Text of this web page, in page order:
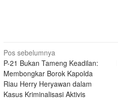
Navigasi
pos
Pos sebelumnya
P-21 Bukan Tameng Keadilan:
Membongkar Borok Kapolda
Riau Herry Heryawan dalam
Kasus Kriminalisasi Aktivis